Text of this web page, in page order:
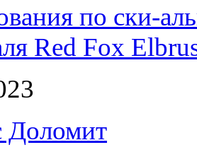
по ски-
Red Fox
Доломит